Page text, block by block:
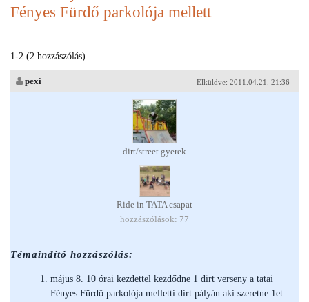
Fényes Fürdő parkolója mellett
1-2 (2 hozzászólás)
Elküldve: 2011.04.21. 21:36
pexi
dirt/street gyerek
Ride in TATA csapat
hozzászólások: 77
Témaindító hozzászólás:
május 8. 10 órai kezdettel kezdődne 1 dirt verseny a tatai
Fényes Fürdő parkolója melletti dirt pályán aki szeretne 1et